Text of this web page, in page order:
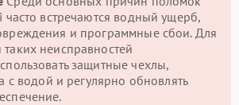
часто встречаются водный ущерб,
и программные сбои. Для
неисправностей
защитные чехлы,
с водой и регулярно обновлять